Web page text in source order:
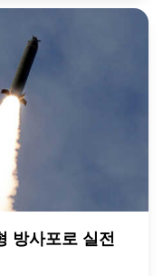
방사포로 실전